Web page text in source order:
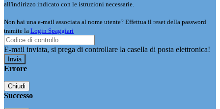
all'indirizzo indicato con le istruzioni necessarie.
Non hai una e-mail associata al nome utente? Effettua il reset della password
tramite la Login Spaggiari
E-mail inviata, si prega di controllare la casella di posta elettronica!
Errore
Chiudi
Successo